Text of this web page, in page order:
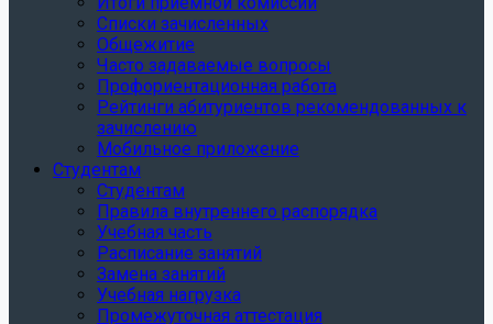
Списки зачисленных
Общежитие
Часто задаваемые вопросы
Профориентационная работа
Рейтинги абитуриентов рекомендованных к
зачислению
Мобильное приложение
Студентам
Студентам
Правила внутреннего распорядка
Учебная часть
Расписание занятий
Замена занятий
Учебная нагрузка
Промежуточная аттестация